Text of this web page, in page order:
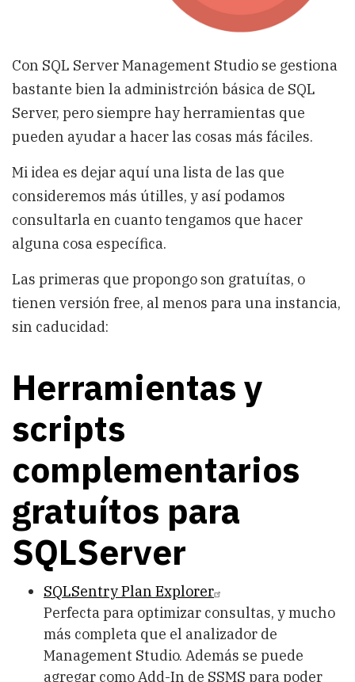
Con SQL Server Management Studio se gestiona
bastante bien la administrción básica de SQL
Server, pero siempre hay herramientas que
pueden ayudar a hacer las cosas más fáciles.
Mi idea es dejar aquí una lista de las que
consideremos más útilles, y así podamos
consultarla en cuanto tengamos que hacer
alguna cosa específica.
Las primeras que propongo son gratuítas, o
tienen versión free, al menos para una instancia,
sin caducidad:
Herramientas y
scripts
complementarios
gratuítos para
SQLServer
SQLSentry Plan Explorer
Perfecta para optimizar consultas, y mucho
más completa que el analizador de
Management Studio. Además se puede
agregar como Add-In de SSMS para poder